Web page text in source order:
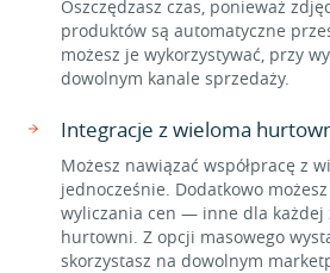
Oszczędzasz czas, ponieważ
produktów są automatyczne
możesz je wykorzystywać, przy
dowolnym kanale sprzedaży.
Integracje z wieloma
Możesz nawiązać współpracę z
jednocześnie. Dodatkowo
wyliczania cen — inne dla każdej
hurtowni. Z opcji masowego
skorzystasz na dowolnym